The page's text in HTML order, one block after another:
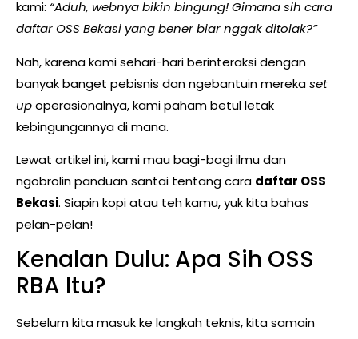
kami: “Aduh, webnya bikin bingung! Gimana sih cara
daftar OSS Bekasi yang bener biar nggak ditolak?”
Nah, karena kami sehari-hari berinteraksi dengan
banyak banget pebisnis dan ngebantuin merekaset
upoperasionalnya, kami paham betul letak
kebingungannya di mana.
Lewat artikel ini, kami mau bagi-bagi ilmu dan
ngobrolin panduan santai tentang cara daftar OSS
Bekasi. Siapin kopi atau teh kamu, yuk kita bahas
pelan-pelan!
Kenalan Dulu: Apa Sih OSS
RBA Itu?
Sebelum kita masuk ke langkah teknis, kita samain